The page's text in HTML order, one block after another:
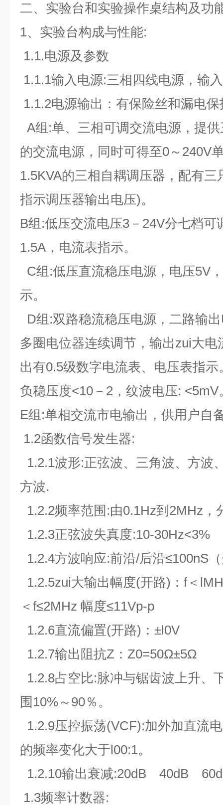
二、实验台和实验操作桌结构及功
1、实验台构成与性能:
1.1.电源及参数
1.1.1输入电源:三相四线电源，输
1.1.2电源输出：有保险丝和漏电
A组:单、三相可调交流电源，提
的交流电源，同时可得至0～240V
1.5KVA的三相自耦调压器，配有
指示调压器输出电压)。
B组:低压交流电压3－24V分七档可
1.5A，电流表指示。
C组:低压直流稳压电源，电压5V
示。
D组:双路稳流稳压电源，二路输
多圈电位器连续调节，输出zui大
出有0.5级数字电流表、电压表指
负稳压度<10 －2 ，纹波电压: <5mV
E组:单相交流市电输出，供用户自
1.2函数信号发生器:
1.2.1波形:正弦波、三角波、方波
方波.
1.2.2频率范围:由0.1Hz到2MHz，
1.2.3正弦波失真度:10-30Hz<3%
1.2.4方波响应:前沿/后沿≤100nS
1.2.5zui大输出幅度(开路)：f＜
＜f≤2MHz 幅度≤11Vp-p
1.2.6直流偏置(开路)：±l0V
1.2.7输出阻抗Z：Z0=50Ω±5Ω
1.2.8占空比:脉冲与锯齿波上升、
围10%～90％。
1.2.9压控振荡(VCF):加外加直流
的频率变化大于l00:1。
1.2.10输出衰减:20dB 40dB
1.3频率计数器: